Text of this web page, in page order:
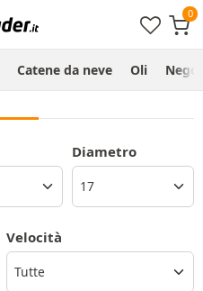
Catene da neve Oli
Diametro
Velocità